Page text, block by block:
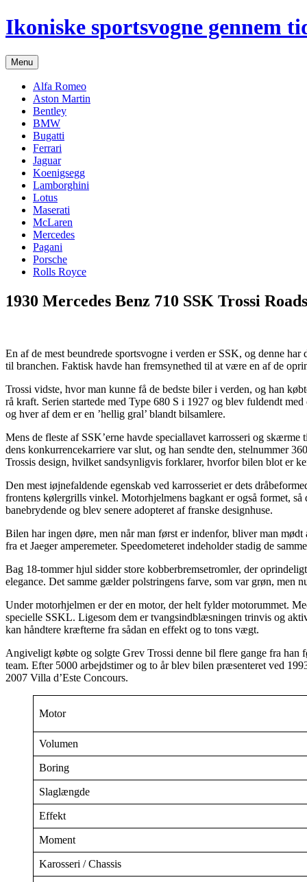
Hop
til
Ikoniske sportsvogne gennem
Menu
Alfa Romeo
Aston Martin
Bentley
BMW
Bugatti
Ferrari
Jaguar
Koenigsegg
Lamborghini
Lotus
Maserati
McLaren
Mercedes
Pagani
Porsche
Rolls Royce
1930 Mercedes Benz 710 SSK Trossi
En af de mest beundrede sportsvogne i verden er SSK, og denne
til branchen. Faktisk havde han fremsynethed til at være en af de
Trossi vidste, hvor man kunne få de bedste biler i verden, og han
rå kraft. Serien startede med Type 680 S i 1927 og blev fuldendt
og hver af dem er en ’hellig gral’ blandt bilsamlere.
Mens de fleste af SSK’erne havde speciallavet karrosseri og
dens konkurrencekarriere var slut, og han sendte den, stelnummer
Trossis design, hvilket sandsynligvis forklarer, hvorfor bilen blot er
Den mest iøjnefaldende egenskab ved karrosseriet er dets
frontens kølergrills vinkel. Motorhjelmens bagkant er også formet,
banebrydende og blev senere adopteret af franske designhuse.
Bilen har ingen døre, men når man først er indenfor, bliver man
fra et Jaeger amperemeter. Speedometeret indeholder stadig de
Bag 18-tommer hjul sidder store kobberbremsetromler, der
elegance. Det samme gælder polstringens farve, som var grøn, men
Under motorhjelmen er der en motor, der helt fylder motorummet.
specielle SSKL. Ligesom dem er tvangsindblæsningen trinvis og
kan håndtere kræfterne fra sådan en effekt og to tons vægt.
Angiveligt købte og solgte Grev Trossi denne bil flere gange fra han
team. Efter 5000 arbejdstimer og to år blev bilen præsenteret ved
2007 Villa d’Este Concours.
Motor
Volumen
Boring
Slaglængde
Effekt
Moment
Karosseri / Chassis